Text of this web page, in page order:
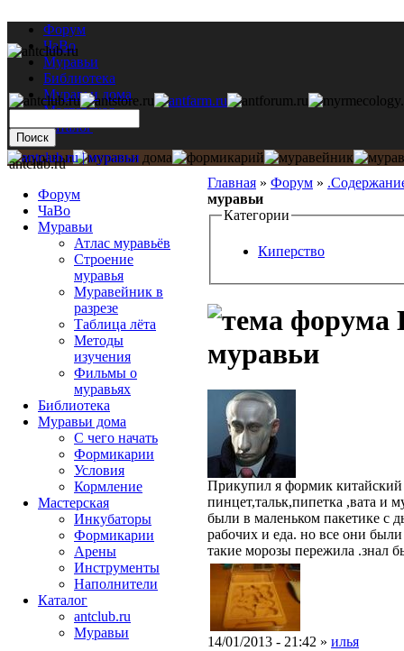
Форум
ЧаВо
Муравьи
Библиотека
Муравьи дома
Мастерская
Каталог
Главная » Форум »
муравьи
Категории
Киперство
муравьи
Прикупил я формик
пинцет,тальк,пипетка ,вата и
были в маленьком пакетике с
рабочих и еда. но все они
такие морозы пережила .знал
14/01/2013 - 21:42 » илья
antclub.ru
Форум
ЧаВо
Муравьи
Атлас муравьёв
Строение
муравья
Муравейник в
разрезе
Таблица лёта
Методы
изучения
Фильмы о
муравьях
Библиотека
Муравьи дома
С чего начать
Формикарии
Условия
Кормление
Мастерская
Инкубаторы
Формикарии
Арены
Инструменты
Наполнители
Каталог
antclub.ru
Муравьи